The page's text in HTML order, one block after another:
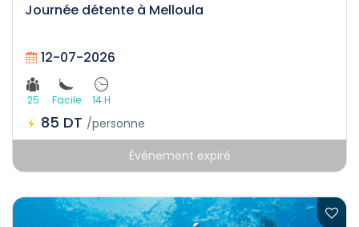
Journée détente à Melloula
12-07-2026
25 Facile 14 H
85 DT /personne
Événement expiré